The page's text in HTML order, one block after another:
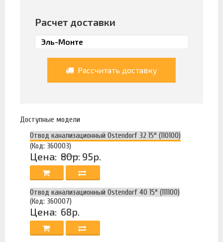
Расчет доставки
Рассчитать доставку
Доступные модели
Отвод канализационный Ostendorf 32 15° (110100)
(Код: 360003)
Цена: 80р. 95р.
Отвод канализационный Ostendorf 40 15° (111100)
(Код: 360007)
Цена: 68р.